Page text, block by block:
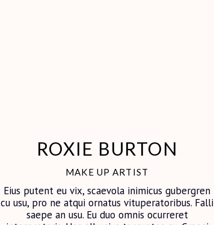
ROXIE BURTON
MAKE UP ARTIST
Eius putent eu vix, scaevola inimicus gubergren
cu usu, pro ne atqui ornatus vituperatoribus. Falli
saepe an usu. Eu duo omnis ocurreret